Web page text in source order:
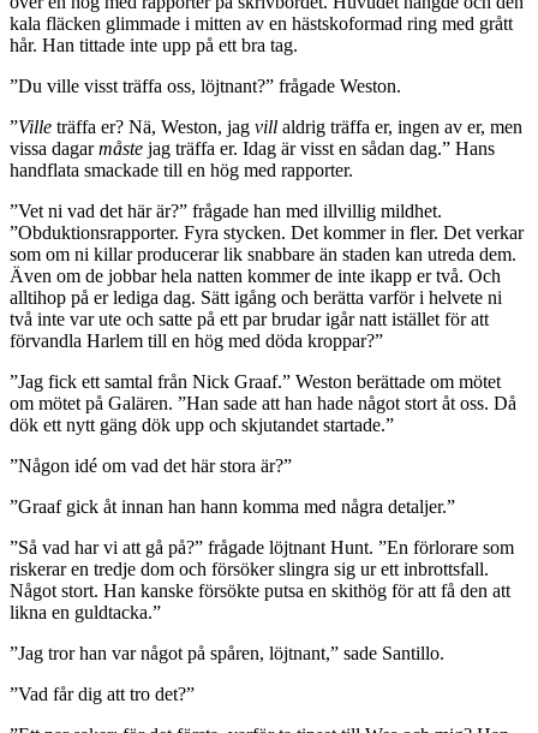
kala fläcken glimmade i mitten av en hästskoformad ring med grått
hår. Han tittade inte upp på ett bra tag.
”Du ville visst träffa oss, löjtnant?” frågade Weston.
”Ville träffa er? Nä, Weston, jag vill aldrig träffa er, ingen av er, men
vissa dagarmåste jag träffa er. Idag är visst en sådan dag.” Hans
handflata smackade till en hög med rapporter.
”Vet ni vad det här är?” frågade han med illvillig mildhet.
”Obduktionsrapporter. Fyra stycken. Det kommer in fler. Det verkar
som om ni killar producerar lik snabbare än staden kan utreda dem.
Även om de jobbar hela natten kommer de inte ikapp er två. Och
alltihop på er lediga dag. Sätt igång och berätta varför i helvete ni
två inte var ute och satte på ett par brudar igår natt istället för att
förvandla Harlem till en hög med döda kroppar?”
”Jag fick ett samtal från Nick Graaf.” Weston berättade om mötet
om mötet på Galären. ”Han sade att han hade något stort åt oss. Då
dök ett nytt gäng dök upp och skjutandet startade.”
”Någon idé om vad det här stora är?”
”Graaf gick åt innan han hann komma med några detaljer.”
”Så vad har vi att gå på?” frågade löjtnant Hunt. ”En förlorare som
riskerar en tredje dom och försöker slingra sig ur ett inbrottsfall.
Något stort. Han kanske försökte putsa en skithög för att få den att
likna en guldtacka.”
”Jag tror han var något på spåren, löjtnant,” sade Santillo.
”Vad får dig att tro det?”